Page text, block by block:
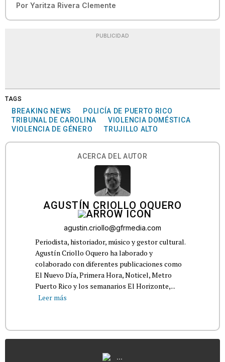
Por Yaritza Rivera Clemente
PUBLICIDAD
TAGS
BREAKING NEWS
POLICÍA DE PUERTO RICO
TRIBUNAL DE CAROLINA
VIOLENCIA DOMÉSTICA
VIOLENCIA DE GÉNERO
TRUJILLO ALTO
ACERCA DEL AUTOR
AGUSTÍN CRIOLLO OQUERO
agustin.criollo@gfrmedia.com
Periodista, historiador, músico y gestor cultural.
Agustín Criollo Oquero ha laborado y
colaborado con diferentes publicaciones como
El Nuevo Día, Primera Hora, Noticel, Metro
Puerto Rico y los semanarios El Horizonte,...
Leer más
...